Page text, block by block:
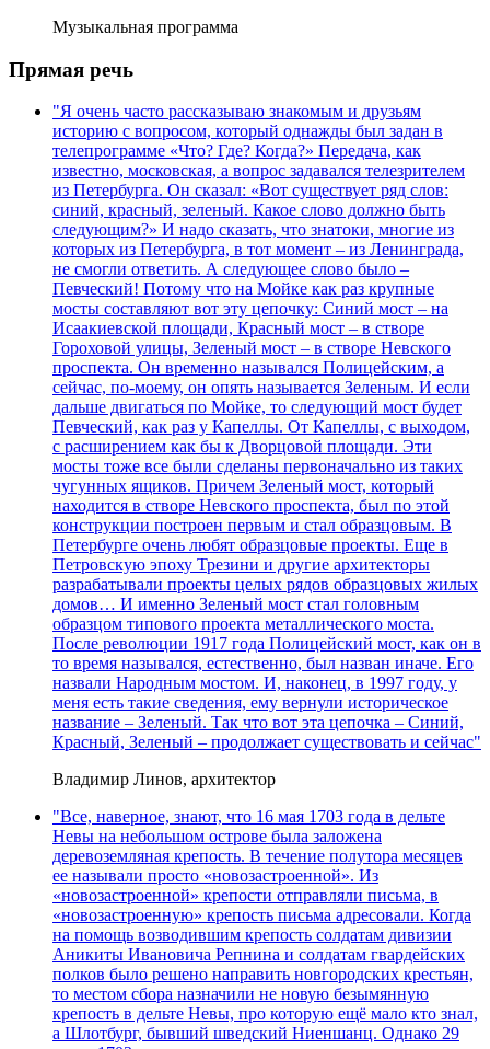
Музыкальная программа
Прямая речь
"Я очень часто рассказываю знакомым и друзьям
историю с вопросом, который однажды был задан в
телепрограмме «Что? Где? Когда?» Передача, как
известно, московская, а вопрос задавался телезрителем
из Петербурга. Он сказал: «Вот существует ряд слов:
синий, красный, зеленый. Какое слово должно быть
следующим?» И надо сказать, что знатоки, многие из
которых из Петербурга, в тот момент – из Ленинграда,
не смогли ответить. А следующее слово было –
Певческий! Потому что на Мойке как раз крупные
мосты составляют вот эту цепочку: Синий мост – на
Исаакиевской площади, Красный мост – в створе
Гороховой улицы, Зеленый мост – в створе Невского
проспекта. Он временно назывался Полицейским, а
сейчас, по-моему, он опять называется Зеленым. И если
дальше двигаться по Мойке, то следующий мост будет
Певческий, как раз у Капеллы. От Капеллы, с выходом,
с расширением как бы к Дворцовой площади. Эти
мосты тоже все были сделаны первоначально из таких
чугунных ящиков. Причем Зеленый мост, который
находится в створе Невского проспекта, был по этой
конструкции построен первым и стал образцовым. В
Петербурге очень любят образцовые проекты. Еще в
Петровскую эпоху Трезини и другие архитекторы
разрабатывали проекты целых рядов образцовых жилых
домов… И именно Зеленый мост стал головным
образцом типового проекта металлического моста.
После революции 1917 года Полицейский мост, как он в
то время назывался, естественно, был назван иначе. Его
назвали Народным мостом. И, наконец, в 1997 году, у
меня есть такие сведения, ему вернули историческое
название – Зеленый. Так что вот эта цепочка – Синий,
Красный, Зеленый – продолжает существовать и сейчас"
Владимир Линов, архитектор
"Все, наверное, знают, что 16 мая 1703 года в дельте
Невы на небольшом острове была заложена
деревоземляная крепость. В течение полутора месяцев
ее называли просто «новозастроенной». Из
«новозастроенной» крепости отправляли письма, в
«новозастроенную» крепость письма адресовали. Когда
на помощь возводившим крепость солдатам дивизии
Аникиты Ивановича Репнина и солдатам гвардейских
полков было решено направить новгородских крестьян,
то местом сбора назначили не новую безымянную
крепость в дельте Невы, про которую ещё мало кто знал,
а Шлотбург, бывший шведский Ниеншанц. Однако 29